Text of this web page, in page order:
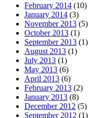
February 2014 (10)
January 2014 (3)
November 2013 (5)
October 2013 (1)
September 2013 (1)
August 2013 (1)
July 2013 (1)
May 2013 (6)
April 2013 (6)
February 2013 (2)
January 2013 (8)
December 2012 (5)
September 2012 (1)